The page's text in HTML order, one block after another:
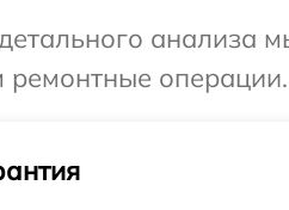
анализа
ремонтные операции.